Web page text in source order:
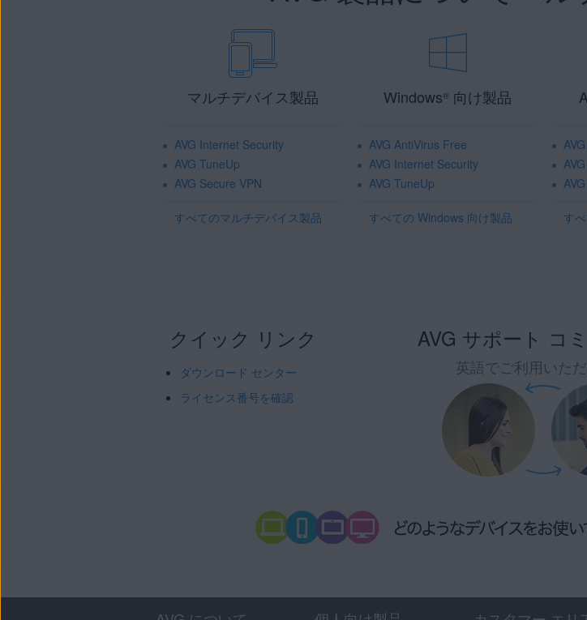
マルチデバイス製品
AVG Internet Security
AVG TuneUp
AVG Secure VPN
すべてのマルチデバイス製品
Windows® 向け製品
AVG AntiVirus Free
AVG Internet Security
AVG TuneUp
すべての Windows 向け製品 す
クイック リンク
ダウンロード センター
ライセンス番号を確認
AVG サポート コ
英語でご利用いた